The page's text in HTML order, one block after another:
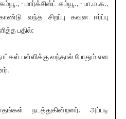
- மார்க்சிஸ்ட் கம்யூ., - பா.ம.க.,
வந்த சிறப்பு கவன ஈர்ப்பு
பதில்:
பள்ளிக்கு வந்தால் போதும் என
நடத்துகின்றனர். அப்படி